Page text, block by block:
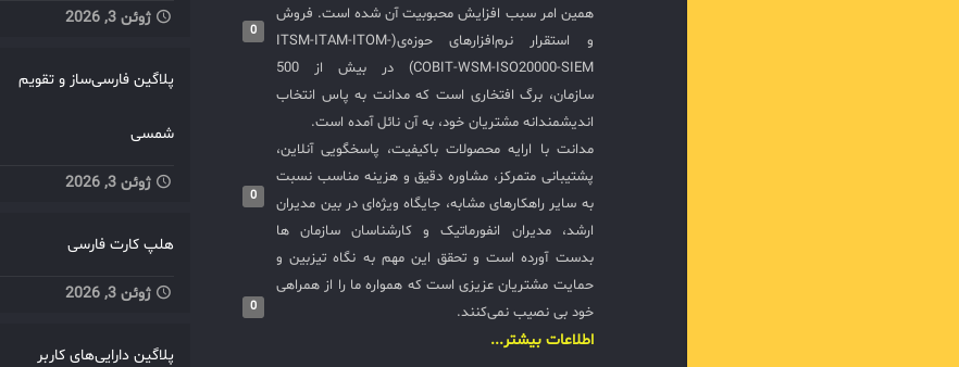
همین امر سبب افزایش محبوبیت آن شده است. فروش
و استقرار نرم‌افزارهای حوزه‌ی(ITSM-ITAM-ITOM-
COBIT-WSM-ISO20000-SIEM) در بیش از 500
سازمان، برگ افتخاری است که مدانت به پاس انتخاب
اندیشمندانه مشتریان خود، به آن نائل آمده است.
مدانت با ارایه محصولات باکیفیت، پاسخگویی آنلاین،
پشتیبانی متمرکز، مشاوره دقیق و هزینه مناسب نسبت
به سایر راهکارهای مشابه، جایگاه ویژه‌ای در بین مدیران
ارشد، مدیران انفورماتیک و کارشناسان سازمان ها
بدست آورده است و تحقق این مهم به نگاه تیزبین و
حمایت مشتریان عزیزی است که همواره ما را از همراهی
خود بی نصیب نمی‌کنند.
اطلاعات بیشتر...
ژوئن 3, 2026
0
پلاگین فارسی‌ساز و تقویم
شمسی
ژوئن 3, 2026
0
هلپ کارت فارسی
ژوئن 3, 2026
0
پلاگین دارایی‌های کاربر